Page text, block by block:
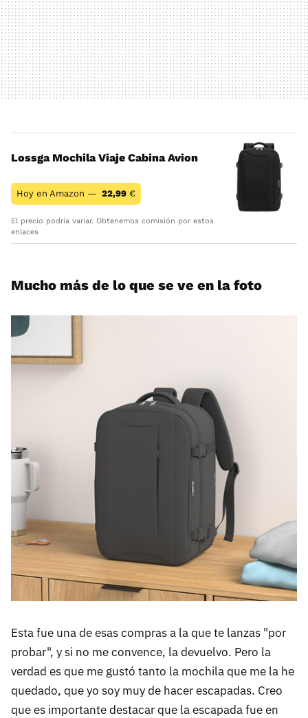
Lossga Mochila Viaje Cabina Avion
Hoy en Amazon — 22,99 €
El precio podría variar. Obtenemos comisión por estos
enlaces
Mucho más de lo que se ve en la foto
Esta fue una de esas compras a la que te lanzas "por
probar", y si no me convence, la devuelvo. Pero la
verdad es que me gustó tanto la mochila que me la he
quedado, que yo soy muy de hacer escapadas. Creo
que es importante destacar que la escapada fue en